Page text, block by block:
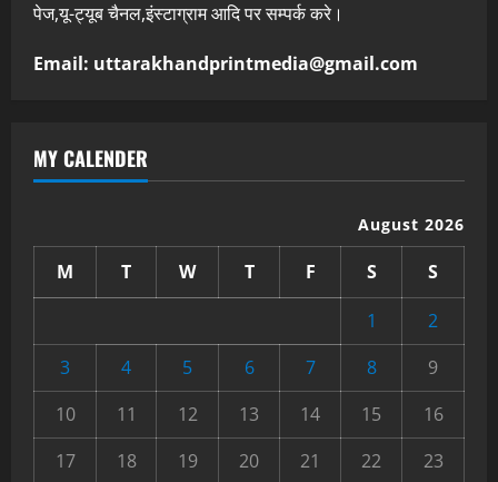
पेज,यू-ट्यूब चैनल,इंस्टाग्राम आदि पर सम्पर्क करे।
Email: uttarakhandprintmedia@gmail.com
MY CALENDER
August 2026
M T W T F S
S
1
2
3
4 5 6 7 8
9
10
11 12 13 14 15
16
17
18 19 20 21 22 23